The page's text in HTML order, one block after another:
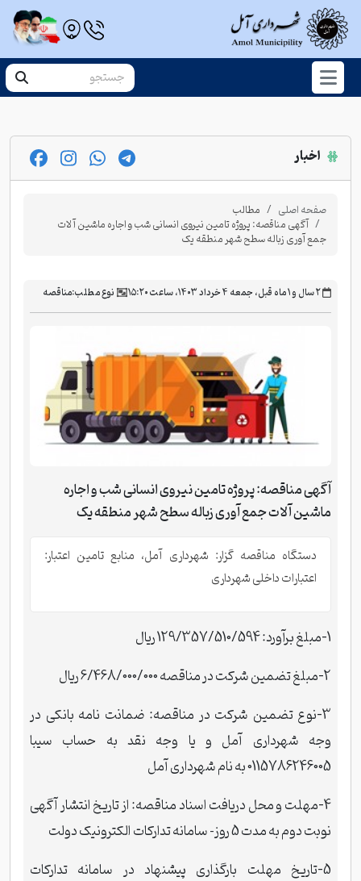
اخبار
صفحه اصلی مطالب
آگهی مناقصه: پروژه تامین نیروی انسانی شب و اجاره ماشین آلات
جمع آوری زباله سطح شهر منطقه یک
‫۲ سال و ۱ ماه قبل، جمعه ۴ خرداد ۱۴۰۳، ساعت ۱۵:۲۰ نوع مطلب:مناقصه
آگهی مناقصه: پروژه تامین نیروی انسانی شب و اجاره
ماشین آلات جمع آوری زباله سطح شهر منطقه یک
دستگاه مناقصه گزار: شهرداری آمل، منابع تامین اعتبار:
اعتبارات داخلی شهرداری
1-مبلغ برآورد: 129/357/510/594 ریال
2-مبلغ تضمین شرکت در مناقصه 6/468/000/000 ریال
3-نوع تضمین شرکت در مناقصه: ضمانت نامه بانکی در
وجه شهرداری آمل و یا وجه نقد به حساب سیبا
0115786246005 به نام شهرداری آمل
4-مهلت و محل دریافت اسناد مناقصه: از تاریخ انتشار آگهی
نوبت دوم به مدت 5 روز
-سامانه تدارکات الکترونیک دولت
5-تاریخ مهلت بارگذاری پیشنهاد در سامانه
تدارکات